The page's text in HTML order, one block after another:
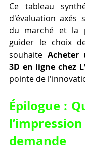
Ce tableau
d'évaluation axés
du marché et la
guider le choix
souhaite Acheter
3D en ligne chez
pointe de
Épilogue :